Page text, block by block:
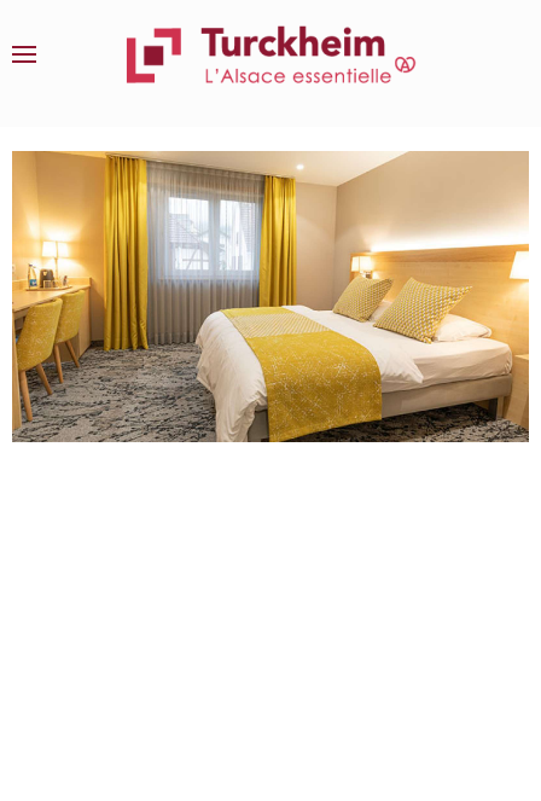
Accéder au contenu principal